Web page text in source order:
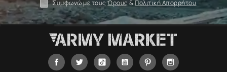
Συμφωνώ με τουςΌρους &Πολιτική Απορρήτου
FacebookTwitter Tiktok YouTube Pinterest